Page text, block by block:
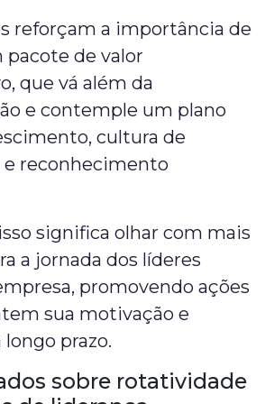
reforçam a importância de
de valor
que vá além da
e contemple um plano
cultura de
e reconhecimento
significa olhar com mais
a jornada dos líderes
promovendo ações
sua motivação e
prazo.
sobre rotatividade